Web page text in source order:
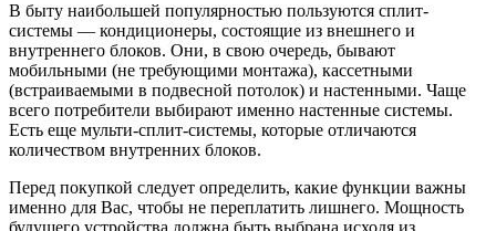
В быту наибольшей популярностью пользуются сплит-
системы — кондиционеры, состоящие из внешнего и
внутреннего блоков. Они, в свою очередь, бывают
мобильными (не требующими монтажа), кассетными
(встраиваемыми в подвесной потолок) и настенными. Чаще
всего потребители выбирают именно настенные системы.
Есть еще мульти-сплит-системы, которые отличаются
количеством внутренних блоков.
Перед покупкой следует определить, какие функции важны
именно для Вас, чтобы не переплатить лишнего. Мощность